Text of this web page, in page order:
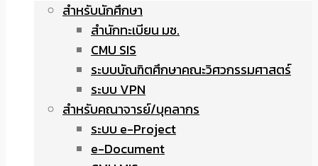
สำหรับนักศึกษา
สำนักทะเบียน มช.
CMU SIS
ระบบบัณฑิตศึกษาคณะวิศวกรรมศาสตร์
ระบบ VPN
สำหรับคณาจารย์/บุคลากร
ระบบ e-Project
e-Document